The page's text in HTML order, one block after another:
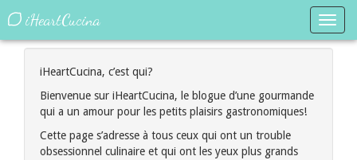
iHeartCucina
iHeartCucina, c’est qui?
Bienvenue sur iHeartCucina, le blogue d’une gourmande
qui a un amour pour les petits plaisirs gastronomiques!
Cette page s’adresse à tous ceux qui ont un trouble
obsessionnel culinaire et qui ont les yeux plus grands